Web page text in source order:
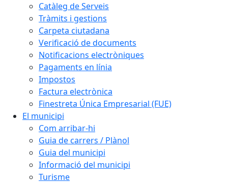
Catàleg de Serveis
Tràmits i gestions
Carpeta ciutadana
Verificació de documents
Notificacions electròniques
Pagaments en línia
Impostos
Factura electrònica
Finestreta Única Empresarial (FUE)
El municipi
Com arribar-hi
Guia de carrers / Plànol
Guia del municipi
Informació del municipi
Turisme